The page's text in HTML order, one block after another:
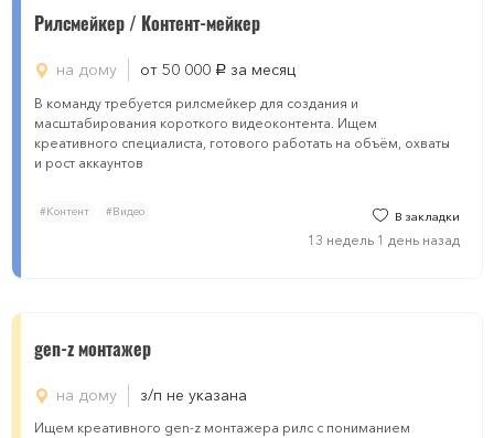
Рилсмейкер / Контент-мейкер
на дому от 50 000 руб. за месяц
В команду требуется рилсмейкер для создания и
масштабирования короткого видеоконтента. Ищем
креативного специалиста, готового работать на объём, охваты
и рост аккаунтов
#Контент #Видео В закладки
13 недель 1 день назад
gen-z монтажер
на дому з/п не указана
Ищем креативного gen-z монтажера рилс с пониманием